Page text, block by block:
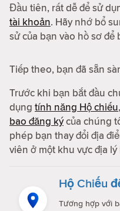
Đầu tiên, rất dễ để sử
tài khoản. Hãy nhớ bổ
sử của bạn vào hồ sơ để
Tiếp theo, bạn đã sẵn
Trước khi bạn bắt đầu
dụng tính năng Hộ chiếu
bao đăng kýcủa chúng
phép bạn thay đổi địa
viên ở một khu vực địa lý
Hộ Chiếu
Tương hợp với